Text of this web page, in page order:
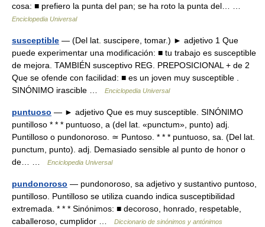
cosa: ■ prefiero la punta del pan; se ha roto la punta del… …
Enciclopedia Universal
susceptible — (Del lat. suscipere, tomar.) ► adjetivo 1 Que
puede experimentar una modificación: ■ tu trabajo es susceptible
de mejora. TAMBIÉN susceptivo REG. PREPOSICIONAL + de 2
Que se ofende con facilidad: ■ es un joven muy susceptible .
SINÓNIMO irascible …
Enciclopedia Universal
puntuoso — ► adjetivo Que es muy susceptible. SINÓNIMO
puntilloso * * * puntuoso, a (del lat. «punctum», punto) adj.
Puntilloso o pundonoroso. ≃ Puntoso. * * * puntuoso, sa. (Del lat.
punctum, punto). adj. Demasiado sensible al punto de honor o
de… …
Enciclopedia Universal
pundonoroso — pundonoroso, sa adjetivo y sustantivo puntoso,
puntilloso. Puntilloso se utiliza cuando indica susceptibilidad
extremada. * * * Sinónimos: ■ decoroso, honrado, respetable,
caballeroso, cumplidor …
Diccionario de sinónimos y antónimos